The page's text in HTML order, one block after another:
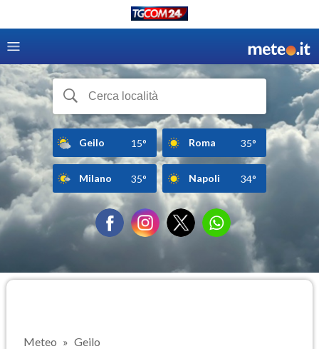
Geilo 15° Roma 35°
Milano 35° Napoli 34°
Meteo Geilo